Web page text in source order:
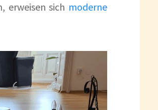
erweisen sich moderne